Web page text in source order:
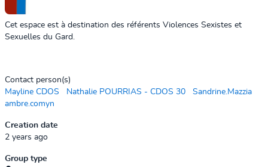
Cet espace est à destination des référents Violences Sexistes et
Sexuelles du Gard.
Contact person(s)
Mayline CDOS
Nathalie POURRIAS - CDOS 30
Sandrine.Mazzia
ambre.comyn
Creation date
2 years ago
Group type